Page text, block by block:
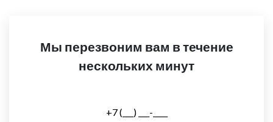
Мы перезвоним вам в течение
нескольких минут